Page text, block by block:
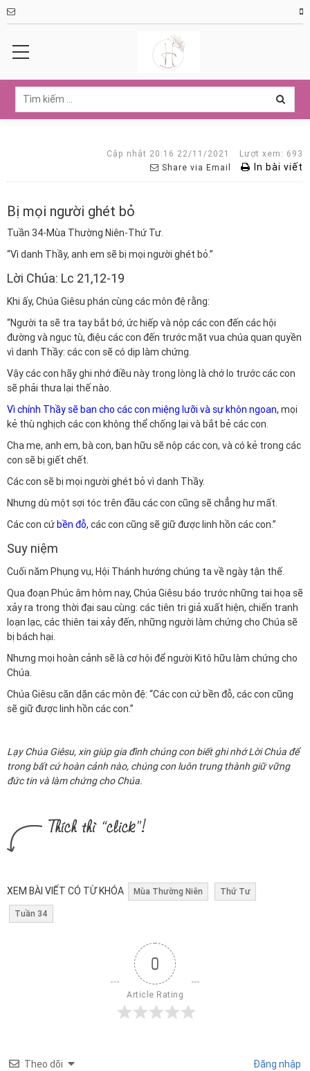
Cập nhật 20:16 22/11/2021
Lượt xem: 693
Share via Email
In bài viết
Bị mọi người ghét bỏ
Tuần 34-Mùa Thường Niên-Thứ Tư.
“Vì danh Thầy, anh em sẽ bị mọi người ghét bỏ.”
Lời Chúa: Lc 21,12-19
Khi ấy, Chúa Giêsu phán cùng các môn đệ rằng:
“Người ta sẽ tra tay bắt bớ, ức hiếp và nộp các con đến các hội
đường và ngục tù, điệu các con đến trước mặt vua chúa quan quyền
vì danh Thầy: các con sẽ có dịp làm chứng.
Vậy các con hãy ghi nhớ điều này trong lòng là chớ lo trước các con
sẽ phải thưa lại thế nào.
Vì chính Thầy sẽ ban cho các con miệng lưỡi và sự khôn ngoan, mọi
kẻ thù nghịch các con không thể chống lại và bắt bẻ các con.
Cha mẹ, anh em, bà con, bạn hữu sẽ nộp các con, và có kẻ trong các
con sẽ bị giết chết.
Các con sẽ bị mọi người ghét bỏ vì danh Thầy.
Nhưng dù một sợi tóc trên đầu các con cũng sẽ chẳng hư mất.
Các con cứbền đỗ, các con cũng sẽ giữ được linh hồn các con.”
Suy niệm
Cuối năm Phụng vụ, Hội Thánh hướng chúng ta về ngày tận thế.
Qua đoạn Phúc âm hôm nay, Chúa Giêsu báo trước những tai họa sẽ
xảy ra trong thời đại sau cùng: các tiên tri giả xuất hiện, chiến tranh
loạn lạc, các thiên tai xảy đến, những người làm chứng cho Chúa sẽ
bị bách hại.
Nhưng mọi hoàn cảnh sẽ là cơ hội để người Kitô hữu làm chứng cho
Chúa.
Chúa Giêsu căn dặn các môn đệ: “Các con cứ bền đỗ, các con cũng
sẽ giữ được linh hồn các con.”
Lạy Chúa Giêsu, xin giúp gia đình chúng con biết ghi nhớ Lời Chúa để
trong bất cứ hoàn cảnh nào, chúng con luôn trung thành giữ vững
đức tin và làm chứng cho Chúa.
XEM BÀI VIẾT CÓ TỪ KHÓA Mùa Thường Niên Thứ Tư
Tuần 34
0
Article Rating
Theo dõi Đăng nhập